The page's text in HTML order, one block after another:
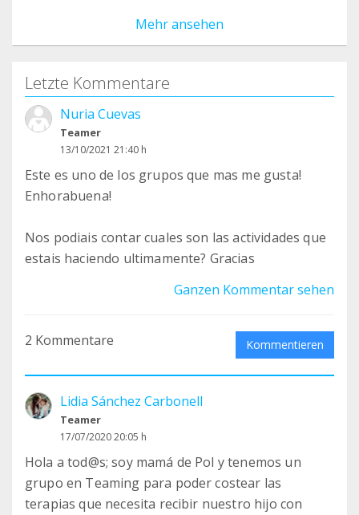
Mehr ansehen
Letzte Kommentare
Nuria Cuevas
Teamer
13/10/2021 21:40 h
Este es uno de los grupos que mas me gusta!
Enhorabuena!
Nos podiais contar cuales son las actividades que
estais haciendo ultimamente? Gracias
Ganzen Kommentar sehen
2 Kommentare Kommentieren
Lidia Sánchez Carbonell
Teamer
17/07/2020 20:05 h
Hola a tod@s; soy mamá de Pol y tenemos un
grupo en Teaming para poder costear las
terapias que necesita recibir nuestro hijo con